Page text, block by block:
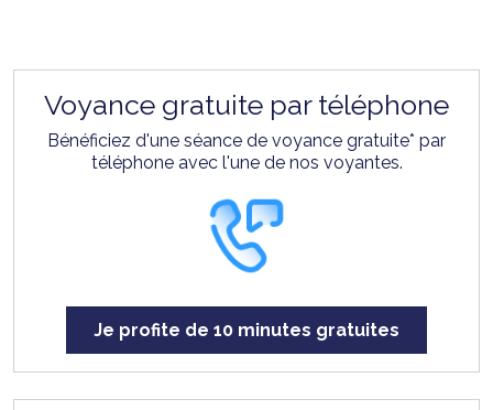
Voyance gratuite par téléphone
Bénéficiez d'une séance de voyance gratuite* par
téléphone avec l'une de nos voyantes.
Je profite de 10 minutes gratuites